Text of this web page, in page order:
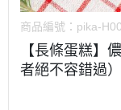
商品編號： pika-
【長條蛋糕】
者絕不容錯過）